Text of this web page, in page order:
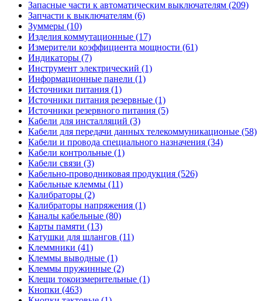
Запасные части к автоматическим выключателям (209)
Запчасти к выключателям (6)
Зуммеры (10)
Изделия коммутационные (17)
Измерители коэффициента мощности (61)
Индикаторы (7)
Инструмент электрический (1)
Информационные панели (1)
Источники питания (1)
Источники питания резервные (1)
Источники резервного питания (5)
Кабели для инсталляций (3)
Кабели для передачи данных телекоммуникационые (58)
Кабели и провода специального назначения (34)
Кабели контрольные (1)
Кабели связи (3)
Кабельно-проводниковая продукция (526)
Кабельные клеммы (11)
Калибраторы (2)
Калибраторы напряжения (1)
Каналы кабельные (80)
Карты памяти (13)
Катушки для шлангов (11)
Клеммники (41)
Клеммы выводные (1)
Клеммы пружинные (2)
Клещи токоизмерительные (1)
Кнопки (463)